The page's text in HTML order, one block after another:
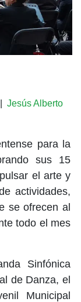
Jesús Alberto
para la
sus 15
el arte y
actividades,
se ofrecen al
todo el mes
Sinfónica
de Danza, el
Municipal